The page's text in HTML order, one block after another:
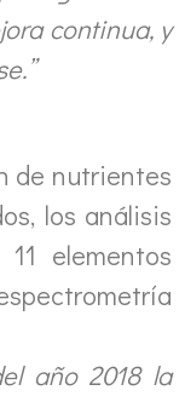
continua, y
de nutrientes
los análisis
elementos
año 2018 la